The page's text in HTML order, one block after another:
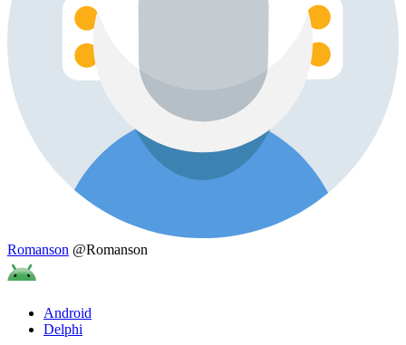
Romanson @Romanson
Android
Delphi